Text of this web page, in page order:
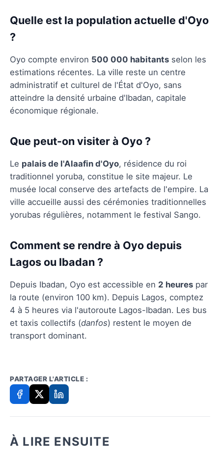
Quelle est la population actuelle d'Oyo
?
Oyo compte environ 500 000 habitants selon les
estimations récentes. La ville reste un centre
administratif et culturel de l'État d'Oyo, sans
atteindre la densité urbaine d'Ibadan, capitale
économique régionale.
Que peut-on visiter à Oyo ?
Le palais de l'Alaafin d'Oyo, résidence du roi
traditionnel yoruba, constitue le site majeur. Le
musée local conserve des artefacts de l'empire. La
ville accueille aussi des cérémonies traditionnelles
yorubas régulières, notamment le festival Sango.
Comment se rendre à Oyo depuis
Lagos ou Ibadan ?
Depuis Ibadan, Oyo est accessible en 2 heures par
la route (environ 100 km). Depuis Lagos, comptez
4 à 5 heures via l'autoroute Lagos-Ibadan. Les bus
et taxis collectifs (danfos) restent le moyen de
transport dominant.
PARTAGER L'ARTICLE :
À LIRE ENSUITE